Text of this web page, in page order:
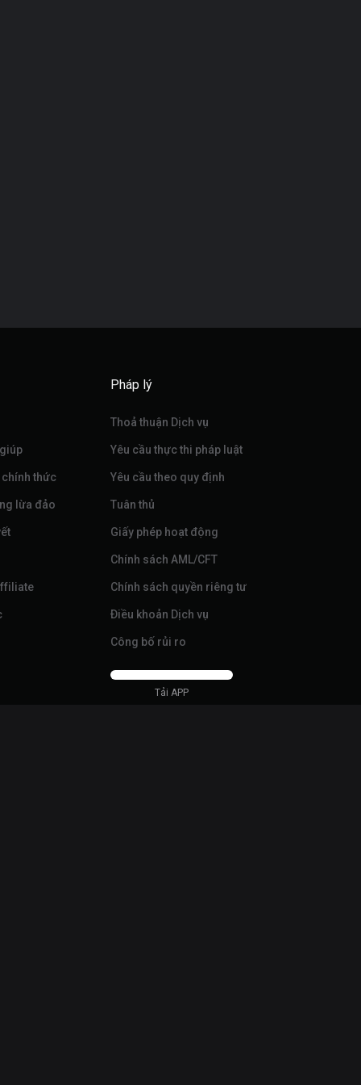
chính thức
lừa đảo
Pháp lý
Thoả thuận Dịch vụ
Yêu cầu thực thi pháp luật
Yêu cầu theo quy định
Tuân thủ
Giấy phép hoạt động
Chính sách AML/CFT
Chính sách quyền riêng tư
Điều khoản Dịch vụ
Công bố rủi ro
Tải APP